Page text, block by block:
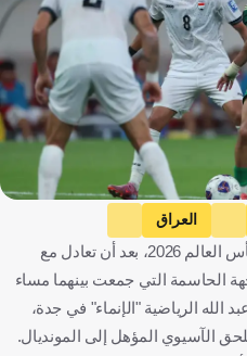
العراق
المملكة العربية السعودية
تأهل المنتخب السعودي إلى نهائيات كأس العالم 2026، بعد أن تعادل مع
الحاسمة التي جمعت بينهما مساء
الله الرياضية "الإنماء" في جدة،
الآسيوي المؤهل إلى المونديال.